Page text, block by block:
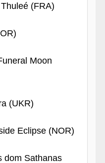
(FRA)
Moon
(UKR)
Eclipse (NOR)
dom Sathanas